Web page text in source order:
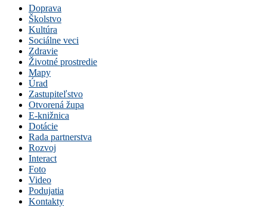
Doprava
Školstvo
Kultúra
Sociálne veci
Zdravie
Životné prostredie
Mapy
Úrad
Zastupiteľstvo
Otvorená župa
E-knižnica
Dotácie
Rada partnerstva
Rozvoj
Interact
Foto
Video
Podujatia
Kontakty